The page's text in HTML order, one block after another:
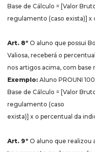
Base de Cálculo = [Valor
regulamento (caso exista)] x
Art. 8º O aluno que possui
Valiosa, receberá o
nos artigos acima, com base
Exemplo: Aluno PROUNI
Base de Cálculo = [Valor
regulamento (caso
exista)] x o percentual da
Art. 9º O aluno que realizou